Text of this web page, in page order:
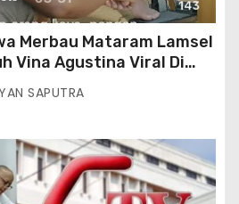
Merbau Mataram Lamsel
Vina Agustina Viral Di
Roda Listrik, Kepala
Lampung Media
SAPUTRA